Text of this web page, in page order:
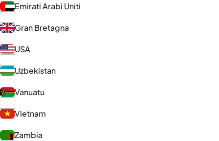
Emirati Arabi Uniti
Gran Bretagna
USA
Uzbekistan
Vanuatu
Vietnam
Zambia